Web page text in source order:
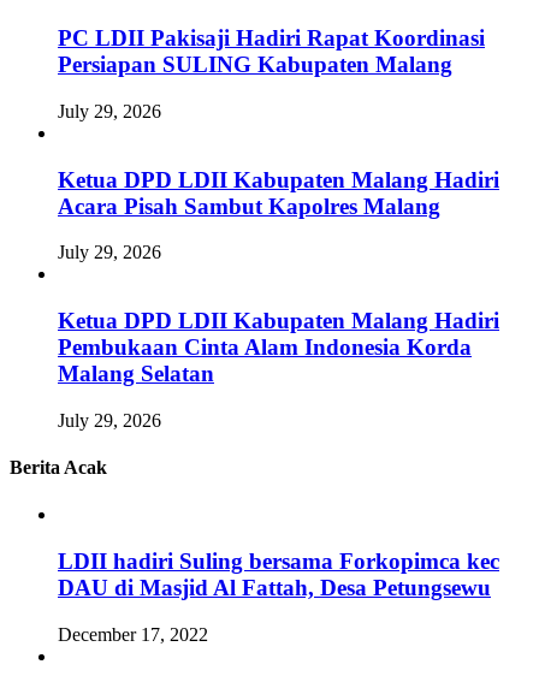
PC LDII Pakisaji Hadiri Rapat Koordinasi
Persiapan SULING Kabupaten Malang
July 29, 2026
Ketua DPD LDII Kabupaten Malang Hadiri
Acara Pisah Sambut Kapolres Malang
July 29, 2026
Ketua DPD LDII Kabupaten Malang Hadiri
Pembukaan Cinta Alam Indonesia Korda
Malang Selatan
July 29, 2026
Berita Acak
LDII hadiri Suling bersama Forkopimca kec
DAU di Masjid Al Fattah, Desa Petungsewu
December 17, 2022